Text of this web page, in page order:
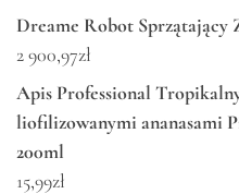
Dreame Robot Sprzątający
2 900,97zł
Apis Professional
liofilizowanymi ananasami
200ml
15,99zł